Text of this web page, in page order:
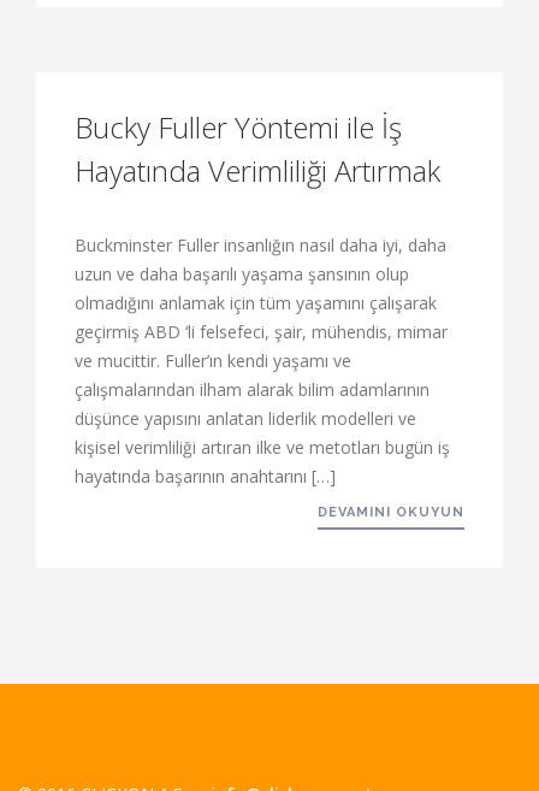
Bucky Fuller Yöntemi ile İş
Hayatında Verimliliği Artırmak
Buckminster Fuller insanlığın nasıl daha iyi, daha
uzun ve daha başarılı yaşama şansının olup
olmadığını anlamak için tüm yaşamını çalışarak
geçirmiş ABD ‘li felsefeci, şair, mühendis, mimar
ve mucittir. Fuller’ın kendi yaşamı ve
çalışmalarından ilham alarak bilim adamlarının
düşünce yapısını anlatan liderlik modelleri ve
kişisel verimliliği artıran ilke ve metotları bugün iş
hayatında başarının anahtarını […]
DEVAMINI OKUYUN